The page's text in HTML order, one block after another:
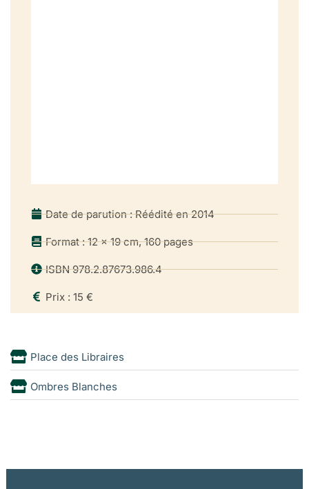
Date de parution : Réédité en 2014
Format : 12 x 19 cm, 160 pages
ISBN 978.2.87673.986.4
Prix : 15 €
Place des Libraires
Ombres Blanches